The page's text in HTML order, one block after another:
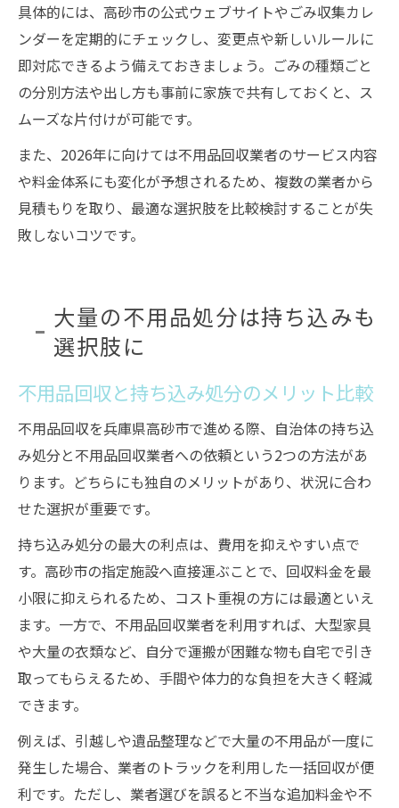
具体的には、高砂市の公式ウェブサイトやごみ収集カレ
ンダーを定期的にチェックし、変更点や新しいルールに
即対応できるよう備えておきましょう。ごみの種類ごと
の分別方法や出し方も事前に家族で共有しておくと、ス
ムーズな片付けが可能です。
また、2026年に向けては不用品回収業者のサービス内容
や料金体系にも変化が予想されるため、複数の業者から
見積もりを取り、最適な選択肢を比較検討することが失
敗しないコツです。
大量の不用品処分は持ち込みも
選択肢に
不用品回収と持ち込み処分のメリット比較
不用品回収を兵庫県高砂市で進める際、自治体の持ち込
み処分と不用品回収業者への依頼という2つの方法があ
ります。どちらにも独自のメリットがあり、状況に合わ
せた選択が重要です。
持ち込み処分の最大の利点は、費用を抑えやすい点で
す。高砂市の指定施設へ直接運ぶことで、回収料金を最
小限に抑えられるため、コスト重視の方には最適といえ
ます。一方で、不用品回収業者を利用すれば、大型家具
や大量の衣類など、自分で運搬が困難な物も自宅で引き
取ってもらえるため、手間や体力的な負担を大きく軽減
できます。
例えば、引越しや遺品整理などで大量の不用品が一度に
発生した場合、業者のトラックを利用した一括回収が便
利です。ただし、業者選びを誤ると不当な追加料金や不